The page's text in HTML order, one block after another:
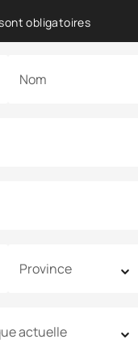
obligatoires
Nom
Province
actuelle